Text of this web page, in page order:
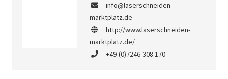
info@laserschneiden-
marktplatz.de
http://www.laserschneiden-
marktplatz.de/
+49-(0)7246-308 170